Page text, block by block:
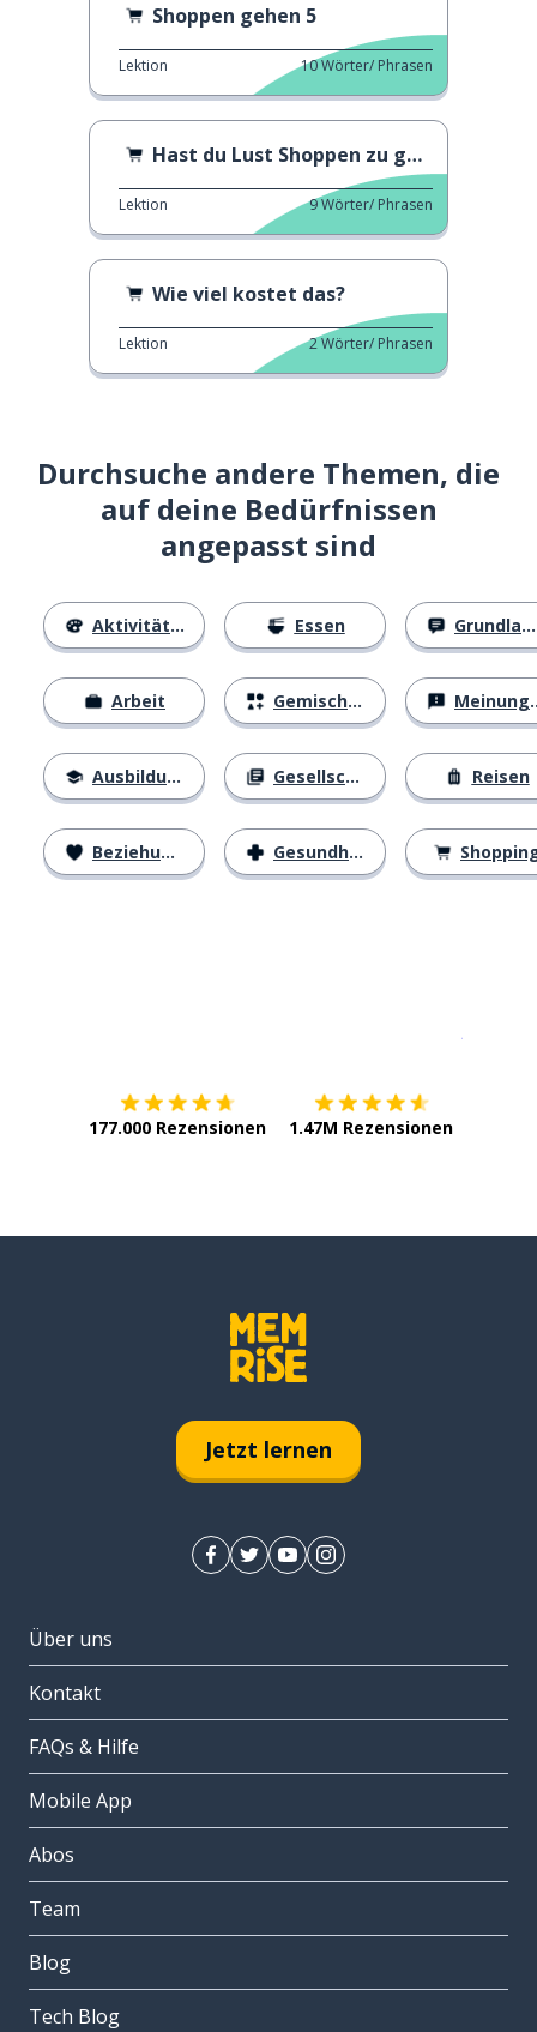
Shoppen gehen 5
Lektion 10Wörter/ Phrasen
Hast du Lust Shoppen zu gehen?
Lektion 9Wörter/ Phrasen
Wie viel kostet das?
Lektion 2Wörter/ Phrasen
Durchsuche andere Themen, die
auf deine Bedürfnissen
angepasst sind
Aktivitäten
Arbeit
Ausbildung
Beziehungen
Essen
Gemischtes
Gesellschaft
Gesundheit
Grundlagen
Meinungen
Reisen
177.000 Rezensionen 1.47M Rezensionen
Jetzt lernen
Über uns
Kontakt
FAQs & Hilfe
Mobile App
Abos
Team
Blog
Tech Blog